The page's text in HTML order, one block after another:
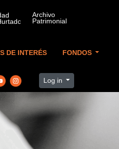
DE INTERÉS FONDOS
Log in